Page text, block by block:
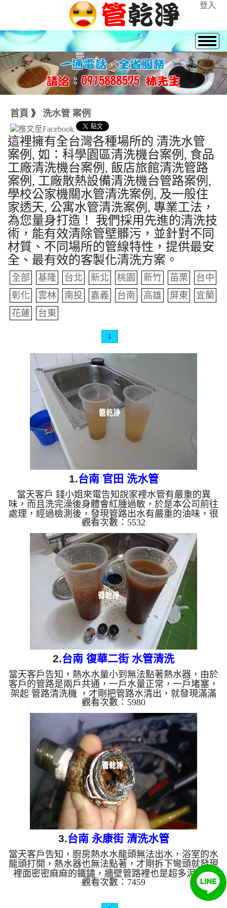
登入
首頁 》 洗水管 案例
這裡擁有全台灣各種場所的 清洗水管
案例, 如：科學園區清洗機台案例, 食品
工廠清洗機台案例, 飯店旅館清洗管路
案例, 工廠散熱設備清洗機台管路案例,
學校公家機關水管清洗案例, 及一般住
家透天, 公寓水管清洗案例, 專業工法，
為您量身打造！ 我們採用先進的清洗技
術，能有效清除管壁髒污，並針對不同
材質、不同場所的管線特性，提供最安
全、最有效的客製化清洗方案。
全部 基隆 台北 新北 桃園 新竹 苗栗
台中
彰化
雲林 南投 嘉義 台南 高雄 屏東
宜蘭
花蓮
台東
1
1.台南 官田 洗水管
當天客戶 錢小姐來電告知說家裡水管有嚴重的異
味，而且洗完澡後身體會紅腫過敏，於是本公司前往
處理，經過檢測後，發現管路出水有嚴重的油味，很
像揮發物倒在水塔裡面一樣，於是本公司架起 水管
清洗機 ，開始 洗水管 過程中，管路噴出髒水外，如
下圖，還跑出粉紅色奇怪的異物，味道很嗆及刺鼻，
水管清洗 約兩個多小時，管路終於清洗乾淨，客戶
終於能正常能正常洗澡了。 清洗水管,水管清洗, 洗水
管, 熱水管堵塞, 熱水忽冷忽熱 ...
觀看次數：5532
2.台南 復華二街 水管清洗
當天客戶告知，熱水水量小到無法點著熱水器，由於
客戶的管路是兩戶共通，一戶水量正常，一戶堵塞，
架起 管路清洗機 ，才剛把管路水清出，就發現滿滿
都是鐵鏽的水，把彎頭拆下，發現管子裡密密麻麻的
鐵鏽，於是開始 清洗水管 ，按著正常工法 灌入檸檬
酸 洗水管 ， 等了約十分鐘， 做 水管清洗 的動作，
洗了約六個小時，終於把客戶的問題處理好。 清洗
水管 水管清洗 洗水管 熱水管堵塞 熱水忽冷忽熱 ...
觀看次數：5980
3.台南 永康街 清洗水管
當天客戶告知，廚房熱水水龍頭無法出水，浴室的水
龍頭打開，熱水器也無法點著，才剛拆下彎頭就發現
裡面密密麻麻的鐵鏽，牆壁管路裡也是超多泥巴淤
積，於是我們架起 水管清洗機 ，開始 洗水管 ，才剛
灌入檸檬酸，管路就堵塞了， 清洗水管 時，水龍頭
沖出很多的鐵鏽及泥巴，過程好幾次 水管堵塞 ， 水
觀看次數：7459